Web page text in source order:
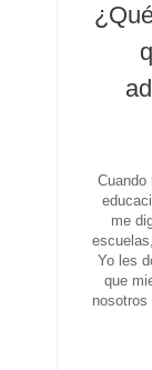
Cuando
me
Yo les
que
nosotros